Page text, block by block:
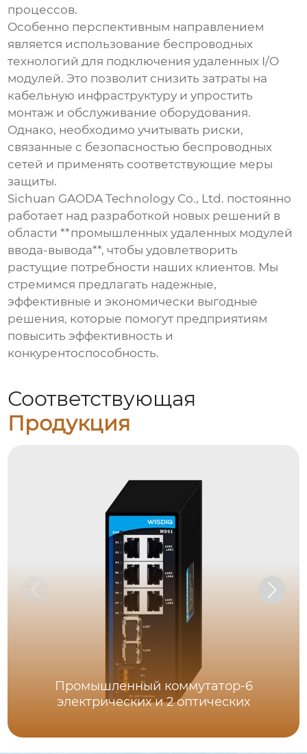
процессов.
Особенно перспективным направлением
является использование беспроводных
технологий для подключения удаленных I/O
модулей. Это позволит снизить затраты на
кабельную инфраструктуру и упростить
монтаж и обслуживание оборудования.
Однако, необходимо учитывать риски,
связанные с безопасностью беспроводных
сетей и применять соответствующие меры
защиты.
Sichuan GAODA Technology Co., Ltd. постоянно
работает над разработкой новых решений в
области **промышленных удаленных модулей
ввода-вывода**, чтобы удовлетворить
растущие потребности наших клиентов. Мы
стремимся предлагать надежные,
эффективные и экономически выгодные
решения, которые помогут предприятиям
повысить эффективность и
конкурентоспособность.
Соответствующая
Продукция
Промышленный коммутатор-6
электрических и 2 оптических